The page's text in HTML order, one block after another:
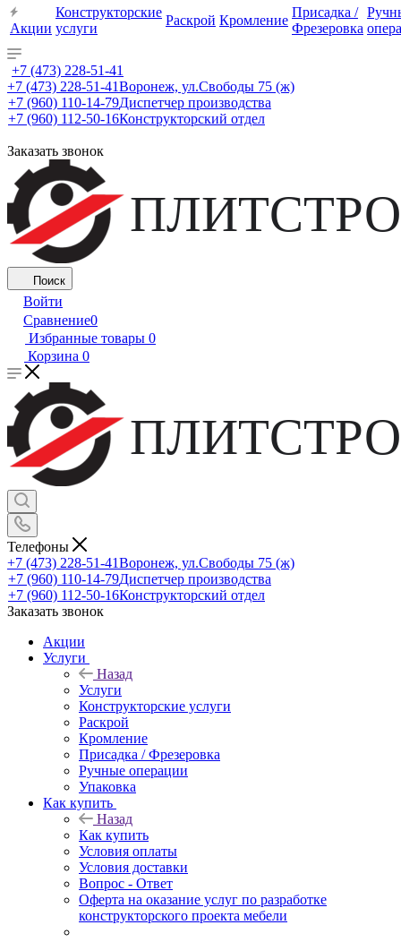
Акции
Конструкторские
услуги
Раскрой Кромление
Присадка /
Фрезеровка
+7 (473) 228-51-41
+7 (473) 228-51-41Воронеж, ул.Свободы 75 (ж)
+7 (960) 110-14-79Диспетчер производства
+7 (960) 112-50-16Конструкторский отдел
Заказать звонок
Поиск
Войти
Сравнение0
Избранные товары 0
Корзина 0
Телефоны
+7 (473) 228-51-41Воронеж, ул.Свободы 75 (ж)
+7 (960) 110-14-79Диспетчер производства
+7 (960) 112-50-16Конструкторский отдел
Заказать звонок
Акции
Услуги
Назад
Услуги
Конструкторские услуги
Раскрой
Кромление
Присадка / Фрезеровка
Ручные операции
Упаковка
Как купить
Назад
Как купить
Условия оплаты
Условия доставки
Вопрос - Ответ
Оферта на оказание услуг по разработке
конструкторского проекта мебели